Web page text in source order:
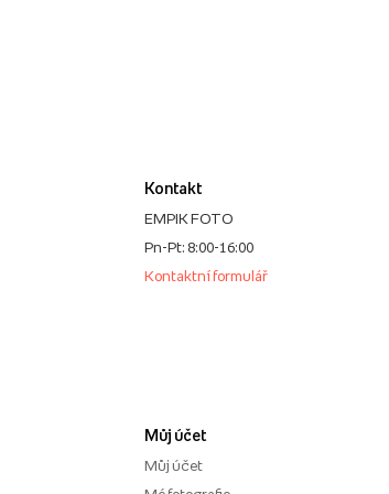
Kontakt
EMPIK FOTO
Pn-Pt: 8:00-16:00
Kontaktní formulář
Můj účet
Můj účet